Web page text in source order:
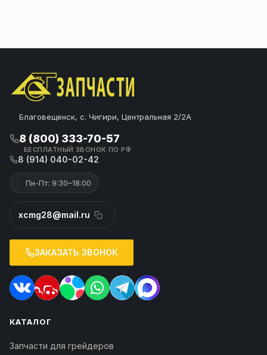
Благовещенск, с. Чигири, Центральная 2/2А
8 (800) 333-70-57
БЕСПЛАТНЫЙ ЗВОНОК ПО РФ
8 (914) 040-02-42
Пн-Пт: 9:30–18:00
xcmg28@mail.ru
ЗАКАЗАТЬ ЗВОНОК
КАТАЛОГ
Запчасти для грейдеров